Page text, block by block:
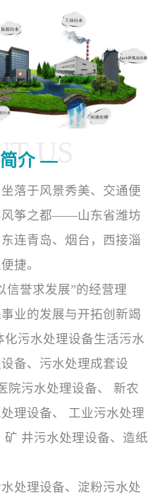
US
介 —
落于风景秀美、交通便
风筝之都——山东省潍坊
连青岛、烟台，西接淄
捷。
信誉求发展”的经营理
业的发展与开拓创新竭
污水处理设备生活污水
备、污水处理成套设
院污水处理设备、 新农
理设备、 工业污水处理
井污水处理设备、造纸
处理设备、淀粉污水处